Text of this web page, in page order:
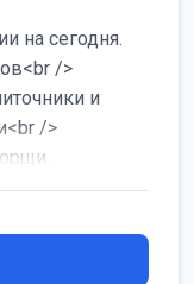
на сегодня.
/>
и
/>